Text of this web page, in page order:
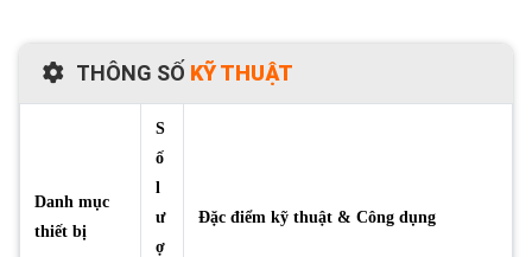
THÔNG SỐ KỸ THUẬT
Danh mục
thiết bị
S
ố
l
ư
ợ
Đặc điểm kỹ thuật & Công dụng